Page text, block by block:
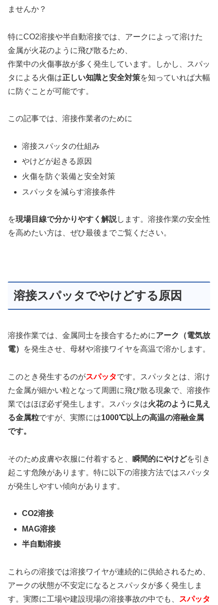
ませんか？
特にCO2溶接や半自動溶接では、アークによって溶けた
金属が火花のように飛び散るため、
作業中の火傷事故が多く発生しています。しかし、スパッ
タによる火傷は正しい知識と安全対策を知っていれば大幅
に防ぐことが可能です。
この記事では、溶接作業者のために
溶接スパッタの仕組み
やけどが起きる原因
火傷を防ぐ装備と安全対策
スパッタを減らす溶接条件
を現場目線で分かりやすく解説します。溶接作業の安全性
を高めたい方は、ぜひ最後までご覧ください。
溶接スパッタでやけどする原因
溶接作業では、金属同士を接合するためにアーク（電気放
電）
を発生させ、母材や溶接ワイヤを高温で溶かします。
このとき発生するのがスパッタです。スパッタとは、溶け
た金属が細かい粒となって周囲に飛び散る現象で、溶接作
業ではほぼ必ず発生します。スパッタは火花のように見え
る金属粒ですが、実際には1000℃以上の高温の溶融金属
です。
そのため皮膚や衣服に付着すると、 瞬間的にやけどを引き
起こす危険があります。特に以下の溶接方法ではスパッタ
が発生しやすい傾向があります。
CO2溶接
MAG溶接
半自動溶接
これらの溶接では溶接ワイヤが連続的に供給されるため、
アークの状態が不安定になるとスパッタが多く発生しま
す。実際に工場や建設現場の溶接事故の中でも、
スパッタ